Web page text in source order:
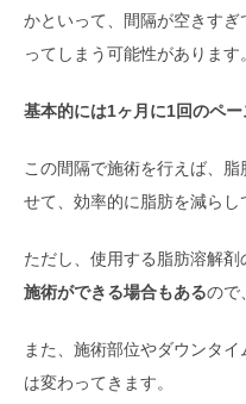
かといって、間隔が空きす
ってしまう可能性があります。
基本的には1ヶ月に1回のペ
この間隔で施術を行えば、
せて、効率的に脂肪を減らし
ただし、使用する脂肪溶解剤
施術ができる場合もあるので
また、施術部位やダウンタ
は変わってきます。